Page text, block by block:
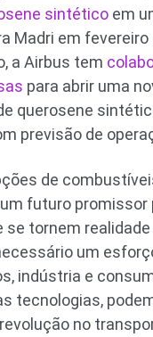
sintético em
Madri em fevereiro
a Airbus tem
para abrir uma
querosene
previsão de
de
futuro promissor
se tornem
um
indústria e
tecnologias,
no